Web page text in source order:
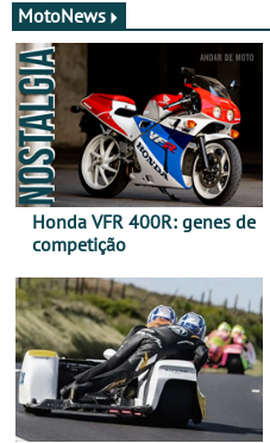
MotoNews
Honda VFR 400R: genes de
competição